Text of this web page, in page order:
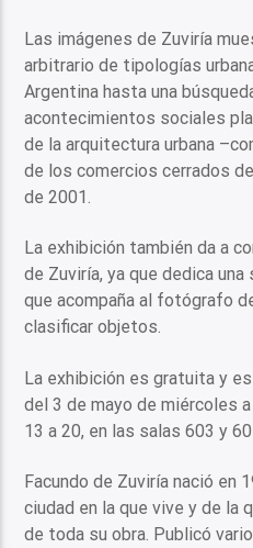
Las imágenes de Zuviría
arbitrario de tipologías
Argentina hasta una
acontecimientos sociales
de la arquitectura urbana
de los comercios cerrados
de 2001.
La exhibición también da a
de Zuviría, ya que dedica
que acompaña al fotógrafo
clasificar objetos.
La exhibición es gratuita y
del 3 de mayo de miércoles
13 a 20, en las salas 603 y
Facundo de Zuviría nació en
ciudad en la que vive y de la
de toda su obra. Publicó